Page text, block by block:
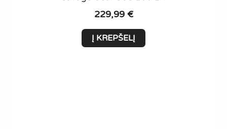
229,99 €
Į KREPŠELĮ